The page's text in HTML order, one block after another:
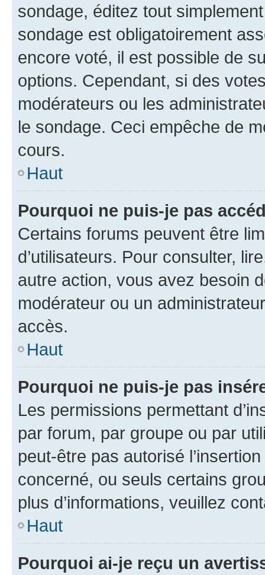
sondage, éditez tout
sondage est obligatoirement
encore voté, il est possible de
options. Cependant, si des
modérateurs ou les
le sondage. Ceci empêche de
cours.
Haut
Pourquoi ne puis-je pas
Certains forums peuvent être
d’utilisateurs. Pour consulter,
autre action, vous avez besoin
modérateur ou un
accès.
Haut
Pourquoi ne puis-je pas
Les permissions permettant
par forum, par groupe ou par
peut-être pas autorisé
concerné, ou seuls certains
plus d’informations, veuillez
Haut
Pourquoi ai-je reçu un